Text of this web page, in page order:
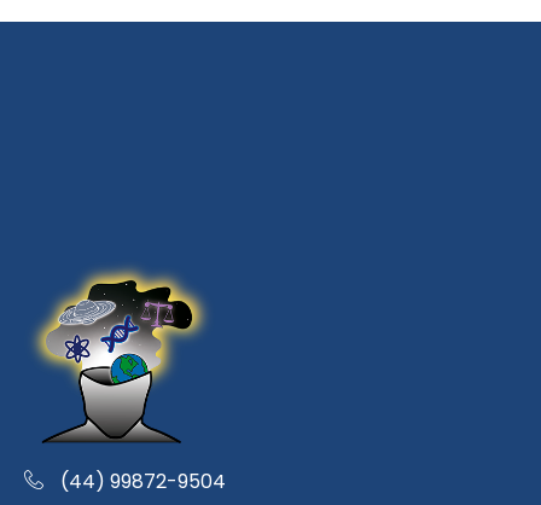
(44) 99872-9504